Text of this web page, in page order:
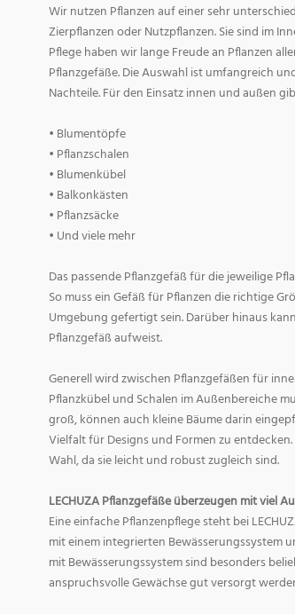
Wir nutzen Pflanzen auf einer sehr
Zierpflanzen oder Nutzpflanzen. Sie sind im
Pflege haben wir lange Freude an Pflanzen
Pflanzgefäße. Die Auswahl ist umfangreich
Nachteile. Für den Einsatz innen und außen
• Blumentöpfe
• Pflanzschalen
• Blumenkübel
• Balkonkästen
• Pflanzsäcke
• Und viele mehr
Das passende Pflanzgefäß für die jeweilige
So muss ein Gefäß für Pflanzen die richtige
Umgebung gefertigt sein. Darüber hinaus
Pflanzgefäß aufweist.
Generell wird zwischen Pflanzgefäßen für
Pflanzkübel und Schalen im Außenbereiche
groß, können auch kleine Bäume darin
Vielfalt für Designs und Formen zu
Wahl, da sie leicht und robust zugleich sind.
LECHUZA Pflanzgefäße überzeugen mit viel
Eine einfache Pflanzenpflege steht bei
mit einem integrierten Bewässerungssystem
mit Bewässerungssystem sind besonders
anspruchsvolle Gewächse gut versorgt